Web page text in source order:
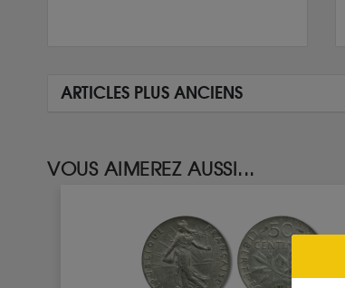
ARTICLES PLUS ANCIENS
VOUS AIMEREZ AUSSI...